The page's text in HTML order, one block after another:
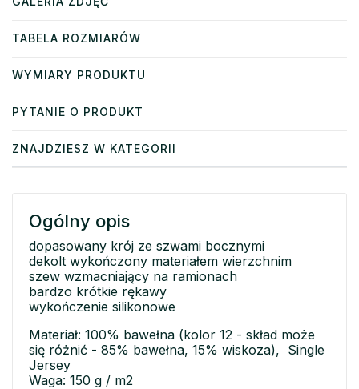
TABELA ROZMIARÓW
WYMIARY PRODUKTU
PYTANIE O PRODUKT
ZNAJDZIESZ W KATEGORII
Ogólny opis
dopasowany krój ze szwami bocznymi
dekolt wykończony materiałem wierzchnim
szew wzmacniający na ramionach
bardzo krótkie rękawy
wykończenie silikonowe
Materiał: 100% bawełna (kolor 12 - skład może
się różnić - 85% bawełna, 15% wiskoza), Single
Jersey
Waga: 150 g / m2